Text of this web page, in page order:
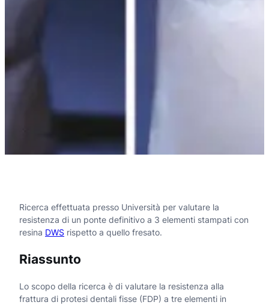
Ricerca effettuata presso Università per valutare la
resistenza di un ponte definitivo a 3 elementi stampati con
resina DWS rispetto a quello fresato.
Riassunto
Lo scopo della ricerca è di valutare la resistenza alla
frattura di protesi dentali fisse (FDP) a tre elementi in